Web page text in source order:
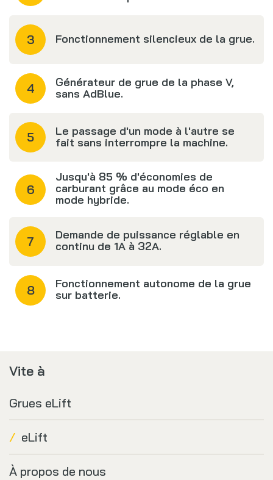
Fonctionnement silencieux de la grue.
Générateur de grue de la phase V,
sans AdBlue.
Le passage d'un mode à l'autre se
fait sans interrompre la machine.
Jusqu'à 85 % d'économies de
carburant grâce au mode éco en
mode hybride.
Demande de puissance réglable en
continu de 1A à 32A.
Fonctionnement autonome de la grue
sur batterie.
Vite à
Grues eLift
eLift
À propos de nous